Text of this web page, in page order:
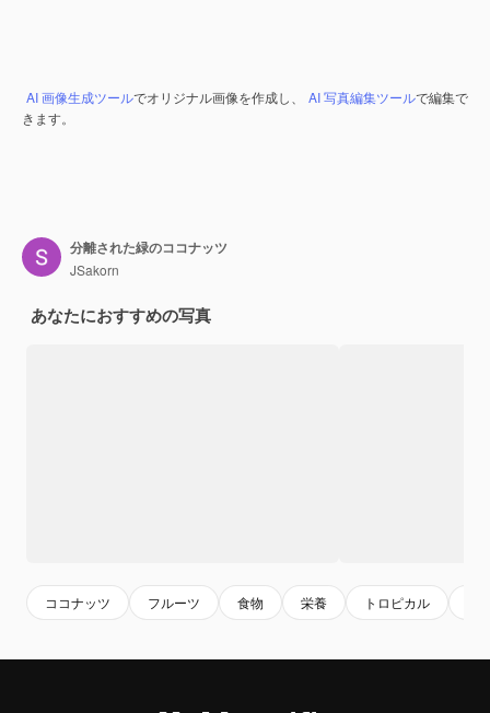
AI 画像生成ツールでオリジナル画像を作成し、 AI 写真編集ツールで編集で
きます。
分離された緑のココナッツ
JSakorn
あなたにおすすめの写真
ココナッツ フルーツ 食物 栄養 トロピカル